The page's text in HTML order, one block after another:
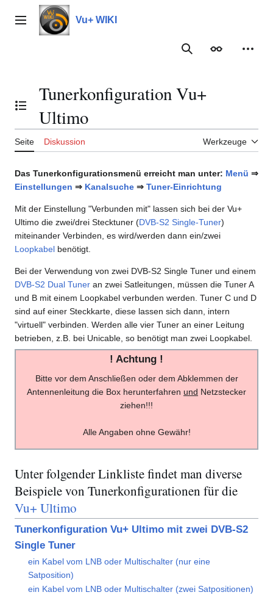
Inhalt
springenHauptmenü Vu+ WIKI
Suche
Inhaltsverzeichnis umschalten
Tunerkonfiguration Vu+
Ultimo
Seite Diskussion Werkzeuge
Das Tunerkonfigurationsmenü erreicht man unter: Menü ⇒
Einstellungen ⇒ Kanalsuche ⇒ Tuner-Einrichtung
Mit der Einstellung "Verbunden mit" lassen sich bei der Vu+
Ultimo die zwei/drei Stecktuner (DVB-S2 Single-Tuner)
miteinander Verbinden, es wird/werden dann ein/zwei
Loopkabel benötigt.
Bei der Verwendung von zwei DVB-S2 Single Tuner und einem
DVB-S2 Dual Tuner an zwei Satleitungen, müssen die Tuner A
und B mit einem Loopkabel verbunden werden. Tuner C und D
sind auf einer Steckkarte, diese lassen sich dann, intern
"virtuell" verbinden. Werden alle vier Tuner an einer Leitung
betrieben, z.B. bei Unicable, so benötigt man zwei Loopkabel.
! Achtung !
Bitte vor dem Anschließen oder dem Abklemmen der
Antennenleitung die Box herunterfahren und Netzstecker
ziehen!!!
Alle Angaben ohne Gewähr!
Unter folgender Linkliste findet man diverse
Beispiele von Tunerkonfigurationen für die
Vu+ Ultimo
Tunerkonfiguration Vu+ Ultimo mit zwei DVB-S2
Single Tuner
ein Kabel vom LNB oder Multischalter (nur eine
Satposition)
ein Kabel vom LNB oder Multischalter (zwei Satpositionen)